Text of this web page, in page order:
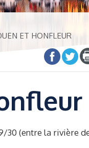
ET HONFLEUR
30 (entre la rivière